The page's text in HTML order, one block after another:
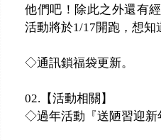
他們吧！除此之外還有
活動將於1/17開跑，想
◇通訊鎖福袋更新。
02.【活動相關】
◇過年活動『送陋習迎新